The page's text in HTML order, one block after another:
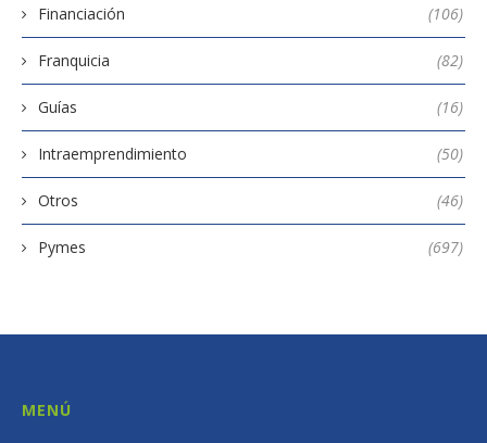
Financiación (106)
Franquicia (82)
Guías (16)
Intraemprendimiento (50)
Otros (46)
Pymes (697)
MENÚ